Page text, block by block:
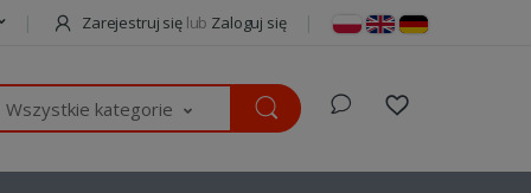
Zarejestruj się lub Zaloguj się
Wszystkie kategorie